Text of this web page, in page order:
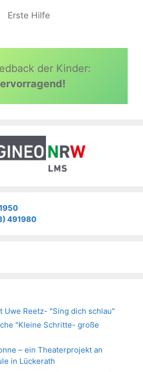
Erste Hilfe
der Kinder:
491980
Uwe Reetz- "Sing dich schlau"
"Kleine Schritte- große
– ein Theaterprojekt an
in Lückerath